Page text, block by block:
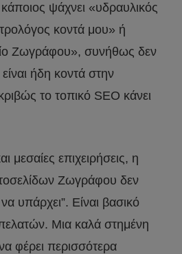
ψάχνει «υδραυλικός
κοντά μου» ή
Ζωγράφου», συνήθως δεν
ήδη κοντά στην
το τοπικό SEO κάνει
μεσαίες επιχειρήσεις, η
Ζωγράφου δεν
να υπάρχει”. Είναι βασικό
Μια καλά στημένη
φέρει περισσότερα